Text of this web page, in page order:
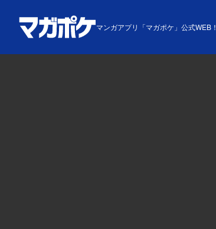
マンガアプリ「マガポケ」公式WEB！